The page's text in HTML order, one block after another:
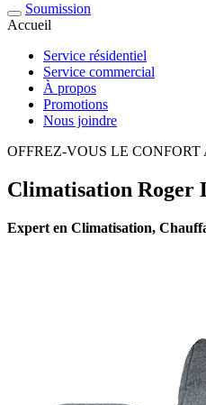
Soumission
Accueil
Service résidentiel
Service commercial
À propos
Promotions
Nous joindre
OFFREZ-VOUS LE
Climatisation Roger
Expert en Climatisation,